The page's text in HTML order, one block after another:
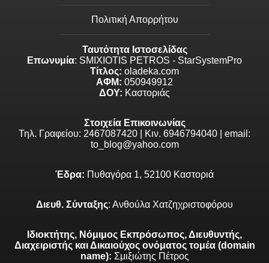
Πολιτική Απορρήτου
Ταυτότητα Ιστοσελίδας
Επωνυμία: SMIXIOTIS PETROS - StarSystemPro
Τίτλος: oladeka.com
ΑΦΜ: 050949912
ΔΟΥ: Καστοριάς
Στοιχεία Επικοινωνίας
Τηλ. Γραφείου: 2467087420 | Κιν. 6946794040 | email:
to_blog@yahoo.com
Έδρα: Πυθαγόρα 1, 52100 Καστοριά
Διευθ. Σύνταξης: Ανθούλα Χατζηχριστοφόρου
Ιδιοκτήτης, Νόμιμος Εκπρόσωπος, Διευθυντής,
Διαχειριστής και Δικαιούχος ονόματος τομέα (domain
name): Σμιξιώτης Πέτρος